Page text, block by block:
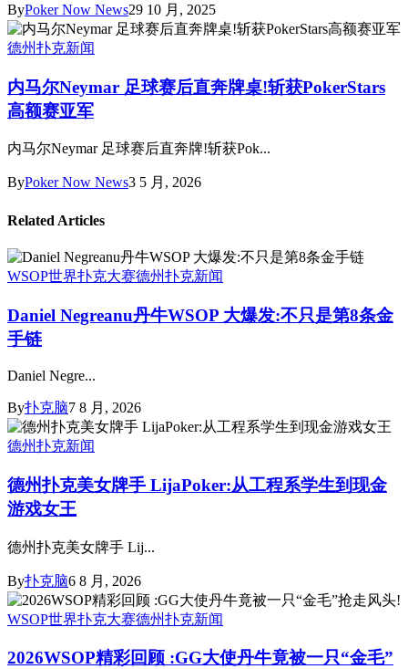
ByPoker Now News29 10 月, 2025
德州扑克新闻
内马尔Neymar 足球赛后直奔牌桌!斩获PokerStars
高额赛亚军
内马尔Neymar 足球赛后直奔牌!斩获Pok...
ByPoker Now News3 5 月, 2026
Related Articles
WSOP世界扑克大赛德州扑克新闻
Daniel Negreanu丹牛WSOP 大爆发:不只是第8条金
手链
Daniel Negre...
By扑克脑7 8 月, 2026
德州扑克新闻
德州扑克美女牌手 LijaPoker:从工程系学生到现金
游戏女王
德州扑克美女牌手 Lij...
By扑克脑6 8 月, 2026
WSOP世界扑克大赛德州扑克新闻
2026WSOP精彩回顾 :GG大使丹牛竟被一只“金毛”